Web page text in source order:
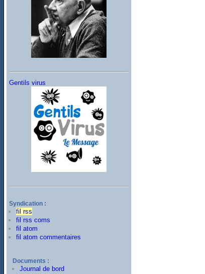
Gentils virus
Syndication :
fil rss
fil rss coms
fil atom
fil atom commentaires
Documents :
Journal de bord